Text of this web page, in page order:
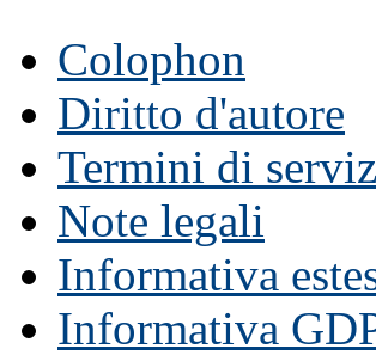
Colophon
Diritto d'autore
Termini di
Note legali
Informativa
Informativa